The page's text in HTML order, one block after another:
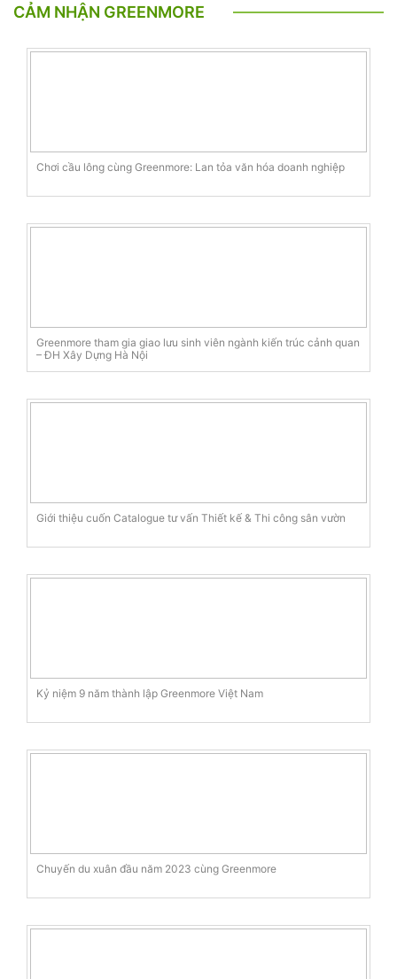
CẢM NHẬN GREENMORE
Chơi cầu lông cùng Greenmore: Lan tỏa văn hóa doanh nghiệp
Greenmore tham gia giao lưu sinh viên ngành kiến trúc cảnh quan
– ĐH Xây Dựng Hà Nội
Giới thiệu cuốn Catalogue tư vấn Thiết kế & Thi công sân vườn
Kỷ niệm 9 năm thành lập Greenmore Việt Nam
Chuyến du xuân đầu năm 2023 cùng Greenmore